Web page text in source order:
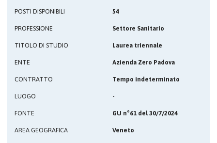
POSTI DISPONIBILI 54
PROFESSIONE Settore Sanitario
TITOLO DI STUDIO Laurea triennale
ENTE Azienda Zero Padova
CONTRATTO Tempo indeterminato
LUOGO -
FONTE GU n°61 del 30/7/2024
AREA GEOGRAFICA Veneto